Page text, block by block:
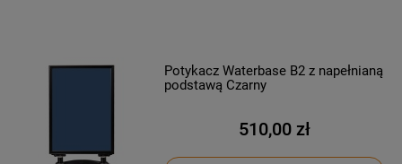
Potykacz Waterbase B2 z napełnianą
podstawą Czarny
510,00 zł